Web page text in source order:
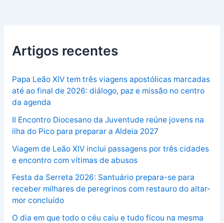
Artigos recentes
Papa Leão XIV tem três viagens apostólicas marcadas
até ao final de 2026: diálogo, paz e missão no centro
da agenda
II Encontro Diocesano da Juventude reúne jovens na
ilha do Pico para preparar a Aldeia 2027
Viagem de Leão XIV inclui passagens por três cidades
e encontro com vítimas de abusos
Festa da Serreta 2026: Santuário prepara-se para
receber milhares de peregrinos com restauro do altar-
mor concluído
O dia em que todo o céu caiu e tudo ficou na mesma